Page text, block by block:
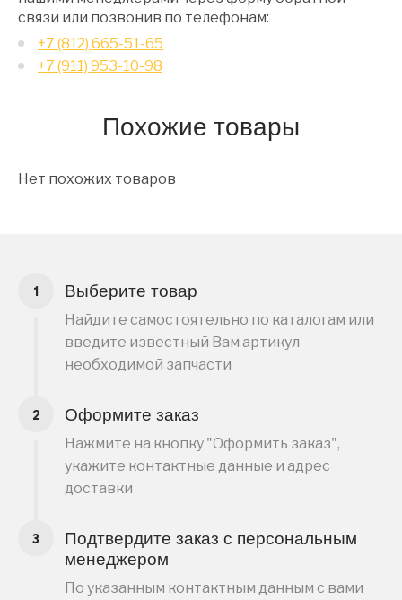
связи или позвонив по телефонам:
+7 (812) 665-51-65
+7 (911) 953-10-98
Похожие товары
Нет похожих товаров
Выберите товар
Найдите самостоятельно по каталогам или
введите известный Вам артикул
необходимой запчасти
Оформите заказ
Нажмите на кнопку "Оформить заказ",
укажите контактные данные и адрес
доставки
Подтвердите заказ с персональным
менеджером
По указанным контактным данным с вами